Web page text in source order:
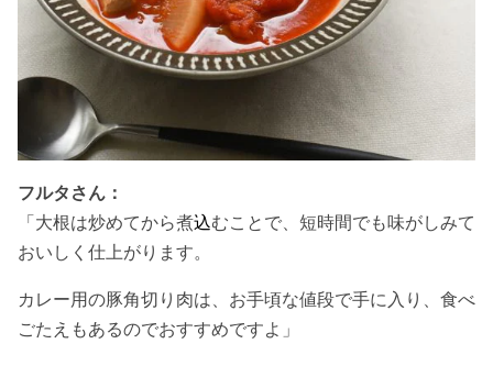
フルタさん：
「大根は炒めてから煮込むことで、短時間でも味がしみて
おいしく仕上がります。
カレー用の豚角切り肉は、お手頃な値段で手に入り、食べ
ごたえもあるのでおすすめですよ」